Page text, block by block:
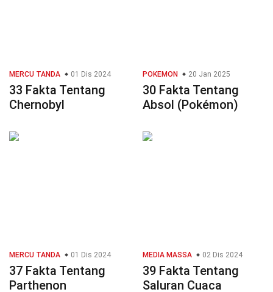
MERCU TANDA 01 Dis 2024
33 Fakta Tentang
Chernobyl
POKEMON 20 Jan 2025
30 Fakta Tentang
Absol (Pokémon)
MERCU TANDA 01 Dis 2024
37 Fakta Tentang
Parthenon
MEDIA MASSA 02 Dis 2024
39 Fakta Tentang
Saluran Cuaca